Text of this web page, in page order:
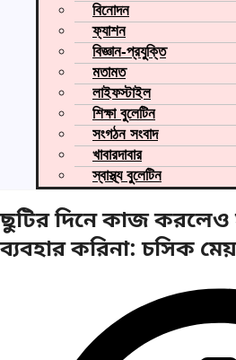
বিনোদন
ফ্যাশন
বিজ্ঞান-প্রযুক্তি
মতামত
লাইফস্টাইল
শিক্ষা বুলেটিন
সংগঠন সংবাদ
খাবারদাবার
স্বাস্থ্য বুলেটিন
ছুটির দিনে কাজ করলেও
ব্যবহার করিনা: চসিক